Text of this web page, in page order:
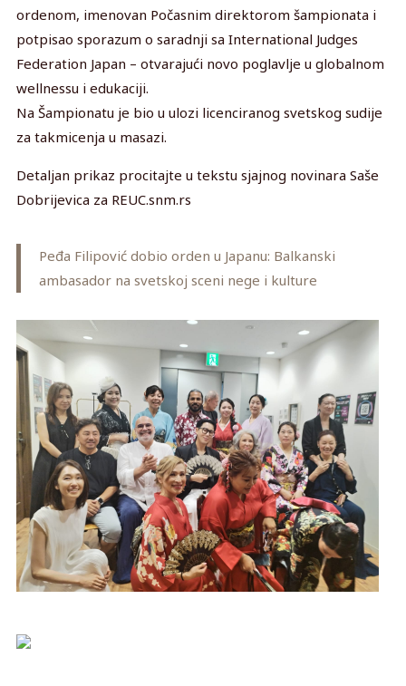
ordenom, imenovan Počasnim direktorom šampionata i
potpisao sporazum o saradnji sa International Judges
Federation Japan – otvarajući novo poglavlje u globalnom
wellnessu i edukaciji.
Na Šampionatu je bio u ulozi licenciranog svetskog sudije
za takmicenja u masazi.
Detaljan prikaz procitajte u tekstu sjajnog novinara Saše
Dobrijevica za REUC.snm.rs
Peđa Filipović dobio orden u Japanu: Balkanski
ambasador na svetskoj sceni nege i kulture